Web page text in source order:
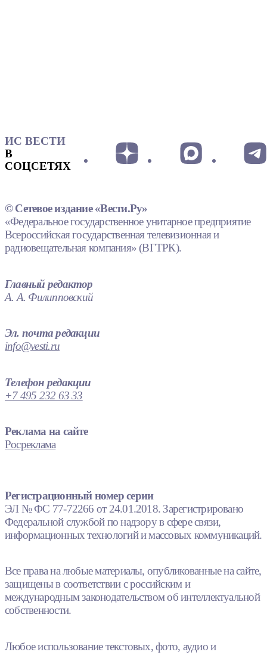
ИС ВЕСТИ
В
СОЦСЕТЯХ
© Сетевое издание «Вести.Ру»
«Федеральное государственное унитарное предприятие
Всероссийская государственная телевизионная и
радиовещательная компания» (ВГТРК).
Главный редактор
А. А. Филипповский
Эл. почта редакции
info@vesti.ru
Телефон редакции
+7 495 232 63 33
Реклама на сайте
Росреклама
Регистрационный номер серии
ЭЛ № ФС 77-72266 от 24.01.2018. Зарегистрировано
Федеральной службой по надзору в сфере связи,
информационных технологий и массовых коммуникаций.
Все права на любые материалы, опубликованные на сайте,
защищены в соответствии с российским и
международным законодательством об интеллектуальной
собственности.
Любое использование текстовых, фото, аудио и